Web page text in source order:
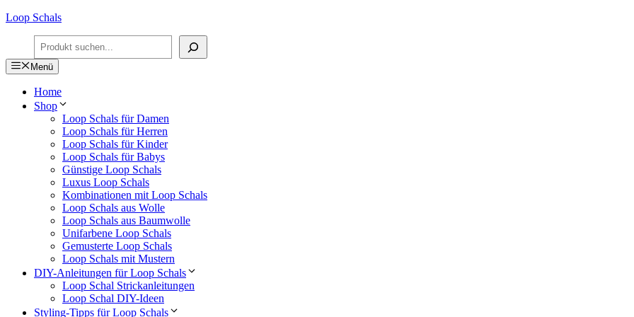
Zum
springen
Loop Schals
Suchen
Menü
Home
Shop
Loop Schals für Damen
Loop Schals für Herren
Loop Schals für Kinder
Loop Schals für Babys
Günstige Loop Schals
Luxus Loop Schals
Kombinationen mit Loop Schals
Loop Schals aus Wolle
Loop Schals aus Baumwolle
Unifarbene Loop Schals
Gemusterte Loop Schals
Loop Schals mit Mustern
DIY-Anleitungen für Loop Schals
Loop Schal Strickanleitungen
Loop Schal DIY-Ideen
Styling-Tipps für Loop Schals